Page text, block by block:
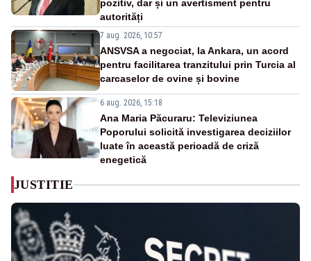
pozitiv, dar și un avertisment pentru
autorități
7 aug. 2026, 10:57
ANSVSA a negociat, la Ankara, un acord
pentru facilitarea tranzitului prin Turcia al
carcaselor de ovine și bovine
6 aug. 2026, 15:18
Ana Maria Păcuraru: Televiziunea
Poporului solicită investigarea deciziilor
luate în această perioadă de criză
enegetică
JUSTITIE